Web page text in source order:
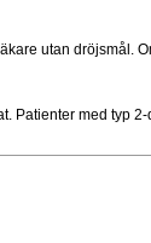
utan dröjsmål.
Patienter med typ